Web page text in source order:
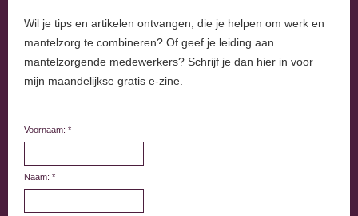
Wil je tips en artikelen ontvangen, die je helpen om werk en
mantelzorg te combineren? Of geef je leiding aan
mantelzorgende medewerkers? Schrijf je dan hier in voor
mijn maandelijkse gratis e-zine.
Voornaam: *
Naam: *